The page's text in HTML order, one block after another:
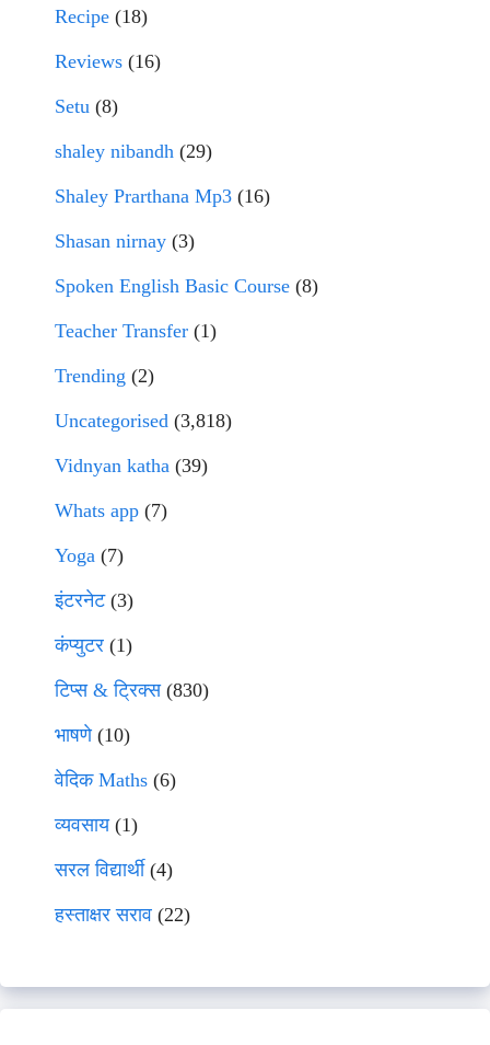
Recipe (18)
Reviews (16)
Setu (8)
shaley nibandh (29)
Shaley Prarthana Mp3 (16)
Shasan nirnay (3)
Spoken English Basic Course (8)
Teacher Transfer (1)
Trending (2)
Uncategorised (3,818)
Vidnyan katha (39)
Whats app (7)
Yoga (7)
इंटरनेट(3)
कंप्युटर (1)
टिप्स & ट्रिक्स(830)
भाषणे(10)
वेदिक Maths (6)
व्यवसाय(1)
सरल विद्यार्थी(4)
हस्ताक्षर सराव (22)